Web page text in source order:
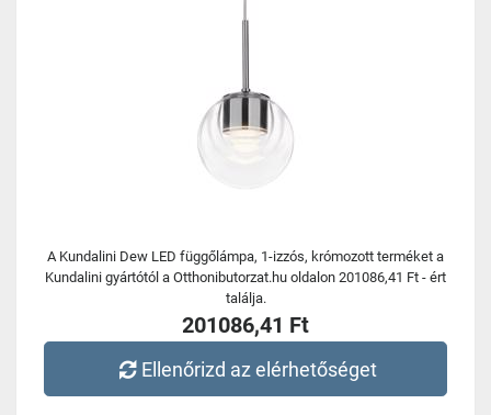
A Kundalini Dew LED függőlámpa, 1-izzós, krómozott terméket a
Kundalini gyártótól a Otthonibutorzat.hu oldalon 201086,41 Ft - ért
találja.
201086,41 Ft
Ellenőrizd az elérhetőséget